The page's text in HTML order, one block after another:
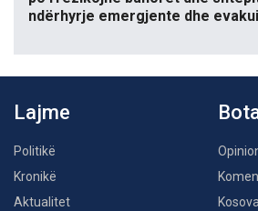
ndërhyrje emergjente dhe
Lajme
Politikë
Kronikë
Aktualitet